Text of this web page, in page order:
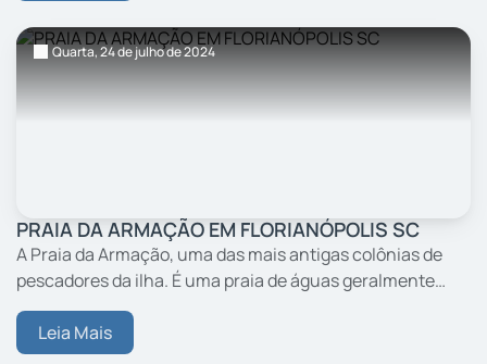
Quarta,24de julhode 2024
PRAIA DA ARMAÇÃO EM FLORIANÓPOLIS SC
A Praia da Armação, uma das mais antigas colônias de
pescadores da ilha. É uma praia de águas geralmente
mais calmas, num cenário bucólico composto por vários
barcos de pescadores.
Leia Mais